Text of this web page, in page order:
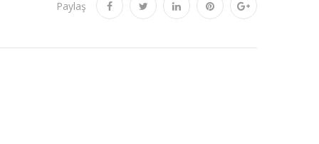
Paylaş